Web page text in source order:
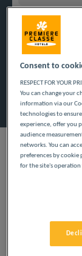
Navigate
Ajouter un
hôtels pas
Nos
Consent to
RESPECT FOR YOUR
You can change your
information via our
technologies to
experience, offer you
audience
networks. You can
preferences by cookie
for the site's